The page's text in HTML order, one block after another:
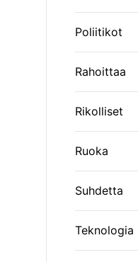
Poliitikot
Rahoittaa
Rikolliset
Ruoka
Suhdetta
Teknologia